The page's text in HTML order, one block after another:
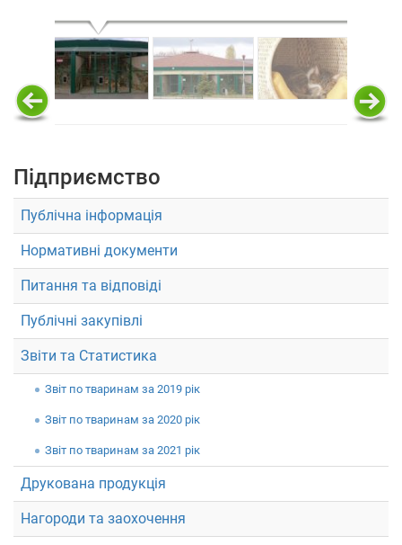
Підприємство
Публічна інформація
Нормативні документи
Питання та відповіді
Публічні закупівлі
Звіти та Статистика
Звiт по тваринам за 2019 рік
Звiт по тваринам за 2020 рік
Звiт по тваринам за 2021 рік
Друкована продукція
Нагороди та заохочення